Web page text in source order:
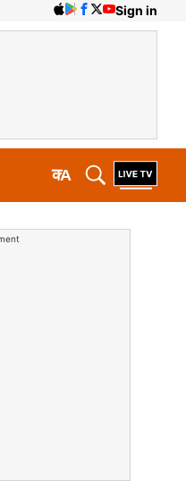
Sign in
A
क